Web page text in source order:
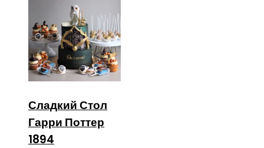
Сладкий Стол
Гарри Поттер
1894